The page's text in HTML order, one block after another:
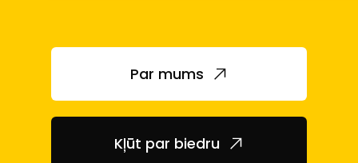
Par mums
Kļūt par biedru